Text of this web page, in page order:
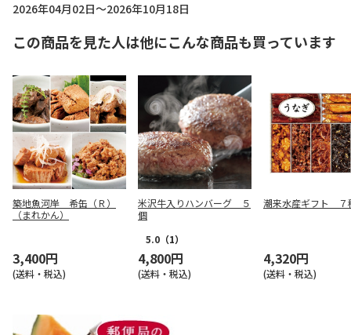
2026年04月02日～2026年10月18日
この商品を見た人は他にこんな商品も買っています
築地魚河岸 希缶（Ｒ）
（まれかん）
3,400円
(送料・税込)
米沢牛入りハンバーグ ５
個
5.0 （1）
4,800円
(送料・税込)
潮来水産ギフト ７
4,320円
(送料・税込)